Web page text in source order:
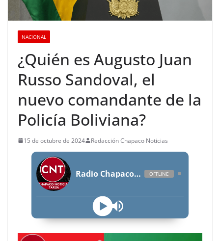
NACIONAL
¿Quién es Augusto Juan
Russo Sandoval, el
nuevo comandante de la
Policía Boliviana?
15 de octubre de 2024 Redacción Chapaco Noticias
Radio Chapaco Noticias Las 24 horas en vivo OFFLINE